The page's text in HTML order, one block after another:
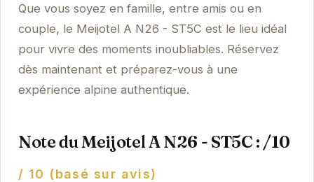
Que vous soyez en famille, entre amis ou en
couple, le Meijotel A N26 - ST5C est le lieu idéal
pour vivre des moments inoubliables. Réservez
dès maintenant et préparez-vous à une
expérience alpine authentique.
Note du Meijotel A N26 - ST5C : /10
/ 10 (basé sur avis)